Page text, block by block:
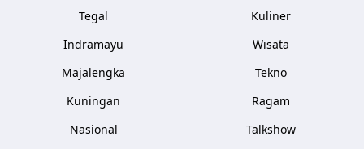
Tegal
Indramayu
Majalengka
Kuningan
Nasional
Kuliner
Wisata
Tekno
Ragam
Talkshow